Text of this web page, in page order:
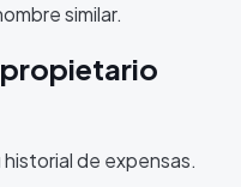
similar.
propietario
de expensas.